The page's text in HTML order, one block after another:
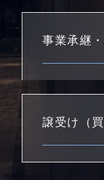
事業承継
譲受け（